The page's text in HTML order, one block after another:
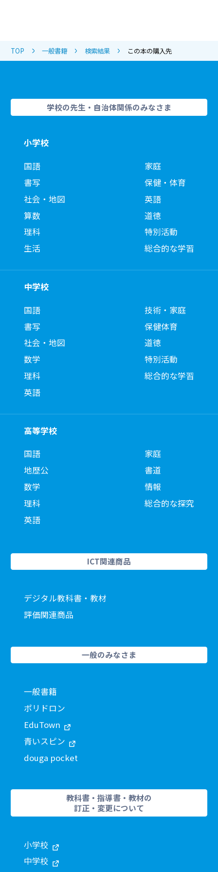
TOP 一般書籍 検索結果 この本の購入先
学校の先生・自治体関係のみなさま
小学校
国語
書写
社会・地図
算数
理科
生活
家庭
保健・体育
英語
道徳
特別活動
総合的な学習
中学校
国語
書写
社会・地図
数学
理科
英語
技術・家庭
保健体育
道徳
特別活動
総合的な学習
高等学校
国語
地歴公
数学
理科
英語
家庭
書道
情報
総合的な探究
ICT関連商品
デジタル教科書・教材
評価関連商品
一般のみなさま
一般書籍
ポリドロン
EduTown
青いスピン
douga pocket
教科書・指導書・教材の
訂正・変更について
小学校
中学校